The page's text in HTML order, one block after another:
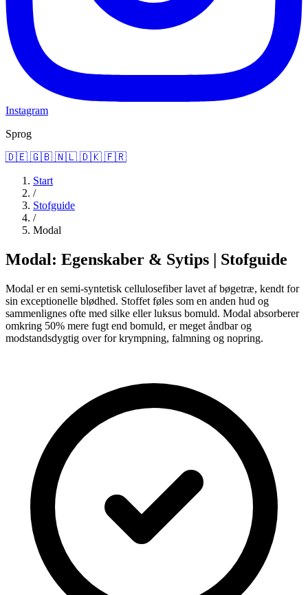
Instagram
Sprog
🇩🇪 🇬🇧 🇳🇱 🇩🇰 🇫🇷
Start
/
Stofguide
/
Modal
Modal: Egenskaber & Sytips | Stofguide
Modal er en semi-syntetisk cellulosefiber lavet af bøgetræ, kendt for
sin exceptionelle blødhed. Stoffet føles som en anden hud og
sammenlignes ofte med silke eller luksus bomuld. Modal absorberer
omkring 50% mere fugt end bomuld, er meget åndbar og
modstandsdygtig over for krympning, falmning og nopring.